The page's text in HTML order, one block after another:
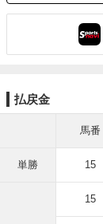
払戻金
馬番
単勝 15
15